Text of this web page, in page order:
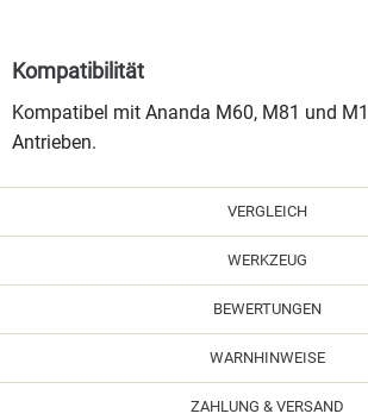
Kompatibilität
Kompatibel mit Ananda M60, M81 und
Antrieben.
VERGLEICH
WERKZEUG
BEWERTUNGEN
WARNHINWEISE
ZAHLUNG & VERSAND